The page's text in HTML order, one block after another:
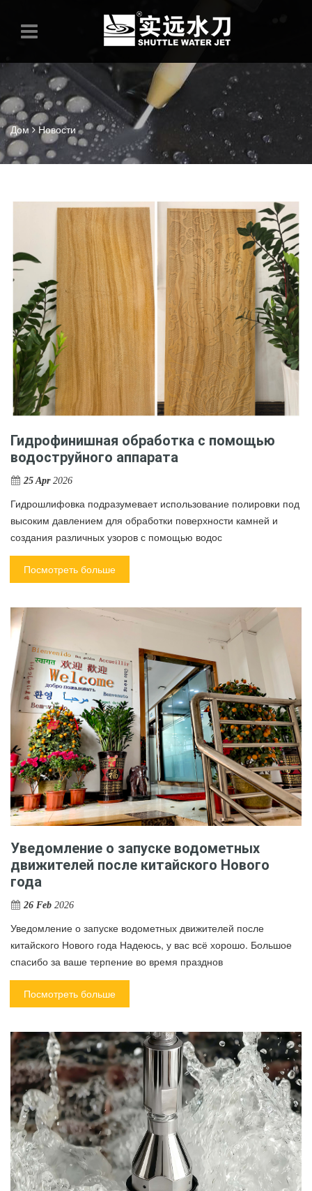
Дом Новости
Гидрофинишная обработка с помощью
водоструйного аппарата
25 Apr 2026
Гидрошлифовка подразумевает использование полировки под
высоким давлением для обработки поверхности камней и
создания различных узоров с помощью водос
Посмотреть больше
Уведомление о запуске водометных
движителей после китайского Нового
года
26 Feb 2026
Уведомление о запуске водометных движителей после
китайского Нового года Надеюсь, у вас всё хорошо. Большое
спасибо за ваше терпение во время празднов
Посмотреть больше